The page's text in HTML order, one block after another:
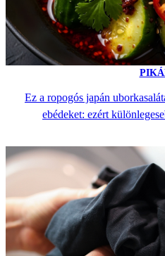
Ez a ropogós japán
ebédeket: ezért